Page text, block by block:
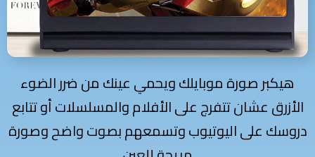
هيكبر صورة موبايلك ويحمي عينك من ضرر الضوء
الأزرق عشان تتفرج على الأفلام والمسلسلات أو تتابع
دروسك على اليوتيوب وتسمعهم بصوت واضح وصورة